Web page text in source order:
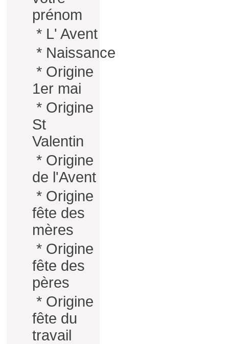
prénom
* L' Avent
* Naissance
* Origine
1er mai
* Origine
St
Valentin
* Origine
de l'Avent
* Origine
fête des
mères
* Origine
fête des
pères
* Origine
fête du
travail